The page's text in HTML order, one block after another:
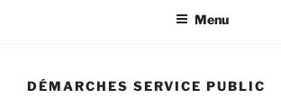
Menu
DÉMARCHES SERVICE PUBLIC